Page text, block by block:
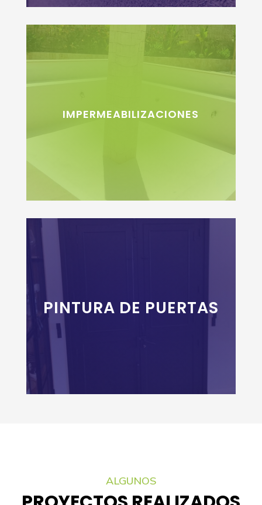
IMPERMEABILIZACIONES
+INFO
PINTURA DE PUERTAS
+INFO
ALGUNOS